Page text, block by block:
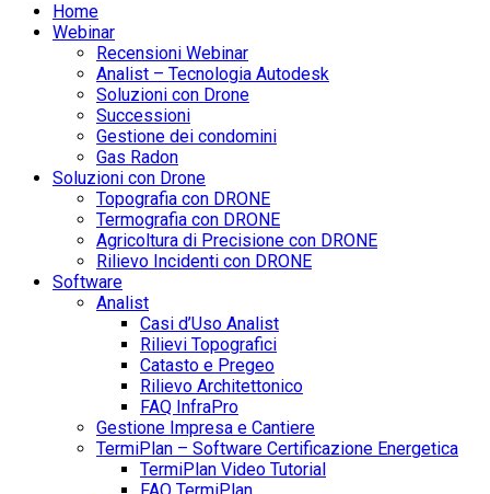
Home
Webinar
Recensioni Webinar
Analist – Tecnologia Autodesk
Soluzioni con Drone
Successioni
Gestione dei condomini
Gas Radon
Soluzioni con Drone
Topografia con DRONE
Termografia con DRONE
Agricoltura di Precisione con DRONE
Rilievo Incidenti con DRONE
Software
Analist
Casi d’Uso Analist
Rilievi Topografici
Catasto e Pregeo
Rilievo Architettonico
FAQ InfraPro
Gestione Impresa e Cantiere
TermiPlan – Software Certificazione Energetica
TermiPlan Video Tutorial